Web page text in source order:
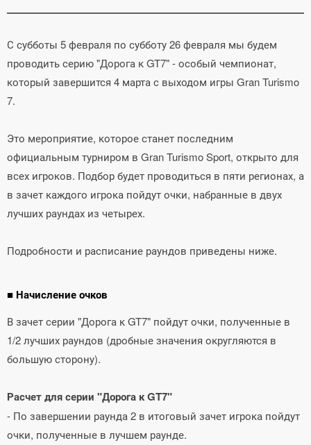
С субботы 5 февраля по субботу 26 февраля мы будем
проводить серию "Дорога к GT7" - особый чемпионат,
который завершится 4 марта с выходом игры Gran Turismo
7.
Это мероприятие, которое станет последним
официальным турниром в Gran Turismo Sport, открыто для
всех игроков. Подбор будет проводиться в пяти регионах, а
в зачет каждого игрока пойдут очки, набранные в двух
лучших раундах из четырех.
Подробности и расписание раундов приведены ниже.
■ Начисление очков
В зачет серии "Дорога к GT7" пойдут очки, полученные в
1/2 лучших раундов (дробные значения округляются в
большую сторону).
Расчет для серии "Дорога к GT7"
- По завершении раунда 2 в итоговый зачет игрока пойдут
очки, полученные в лучшем раунде.